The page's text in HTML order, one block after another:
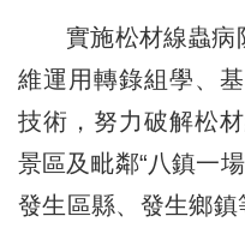
實施松材線蟲病防
維運用轉錄組學、
技術，努力破解松
景區及毗鄰“八鎮一
發生區縣、發生鄉鎮